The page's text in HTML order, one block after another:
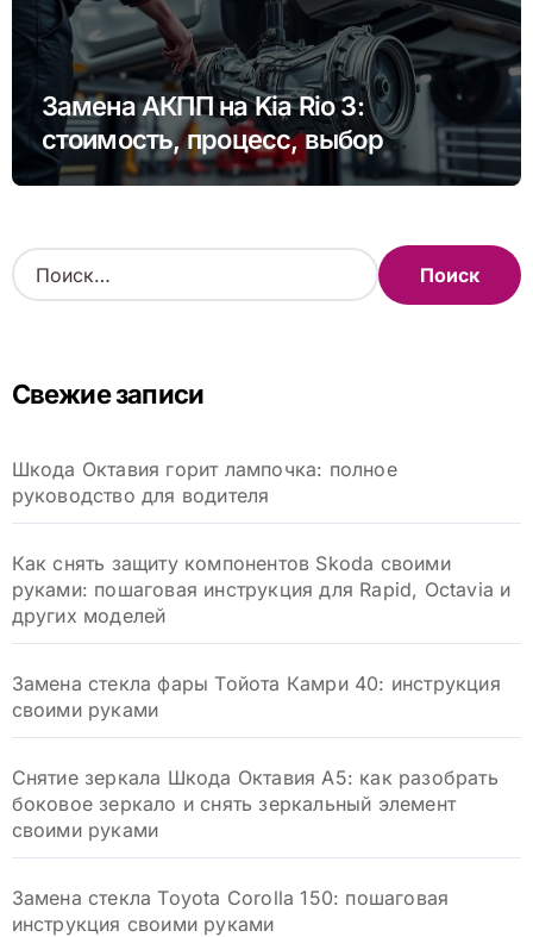
Замена АКПП на Kia Rio 3:
стоимость, процесс, выбор
сервиса
Н
а
:Свежие записи
Шкода Октавия горит лампочка: полное
руководство для водителя
Как снять защиту компонентов Skoda своими
руками: пошаговая инструкция для Rapid, Octavia и
других моделей
Замена стекла фары Тойота Камри 40: инструкция
своими руками
Снятие зеркала Шкода Октавия А5: как разобрать
боковое зеркало и снять зеркальный элемент
своими руками
Замена стекла Toyota Corolla 150: пошаговая
инструкция своими руками